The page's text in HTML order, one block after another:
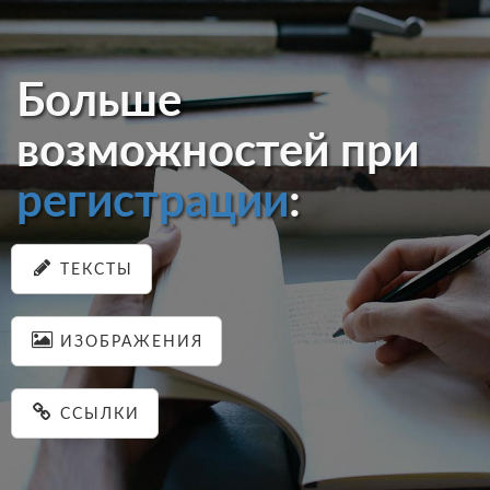
Больше
возможностей при
регистрации:
ТЕКСТЫ
ИЗОБРАЖЕНИЯ
ССЫЛКИ